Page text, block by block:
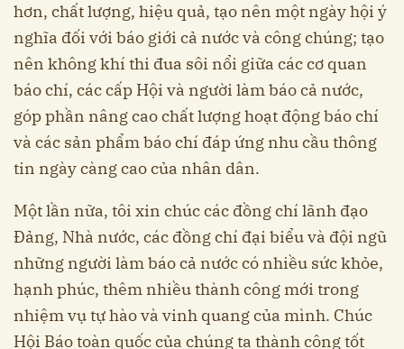
hơn, chất lượng, hiệu quả, tạo nên một ngày hội ý
nghĩa đối với báo giới cả nước và công chúng; tạo
nên không khí thi đua sôi nổi giữa các cơ quan
báo chí, các cấp Hội và người làm báo cả nước,
góp phần nâng cao chất lượng hoạt động báo chí
và các sản phẩm báo chí đáp ứng nhu cầu thông
tin ngày càng cao của nhân dân.
Một lần nữa, tôi xin chúc các đồng chí lãnh đạo
Đảng, Nhà nước, các đồng chí đại biểu và đội ngũ
những người làm báo cả nước có nhiều sức khỏe,
hạnh phúc, thêm nhiều thành công mới trong
nhiệm vụ tự hào và vinh quang của mình. Chúc
Hội Báo toàn quốc của chúng ta thành công tốt